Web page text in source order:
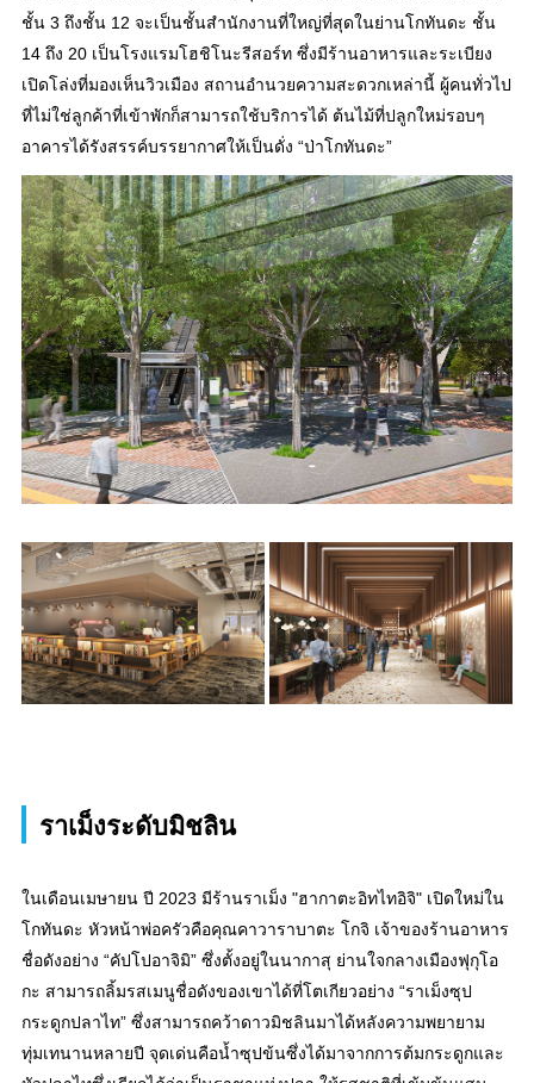
ชั้น 3 ถึงชั้น 12 จะเป็นชั้นสำนักงานที่ใหญ่ที่สุดในย่านโกทันดะ ชั้น
14 ถึง 20 เป็นโรงแรมโฮชิโนะรีสอร์ท ซึ่งมีร้านอาหารและระเบียง
เปิดโล่งที่มองเห็นวิวเมือง สถานอำนวยความสะดวกเหล่านี้ ผู้คนทั่วไป
ที่ไม่ใช่ลูกค้าที่เข้าพักก็สามารถใช้บริการได้ ต้นไม้ที่ปลูกใหม่รอบๆ
อาคารได้รังสรรค์บรรยากาศให้เป็นดั่ง “ป่าโกทันดะ”
ราเม็งระดับมิชลิน
ในเดือนเมษายน ปี 2023 มีร้านราเม็ง "ฮากาตะอิทไทอิจิ" เปิดใหม่ใน
โกทันดะ หัวหน้าพ่อครัวคือคุณคาวาราบาตะ โกจิ เจ้าของร้านอาหาร
ชื่อดังอย่าง “คัปโปอาจิมิ” ซึ่งตั้งอยู่ในนากาสุ ย่านใจกลางเมืองฟุกุโอ
กะ สามารถลิ้มรสเมนูชื่อดังของเขาได้ที่โตเกียวอย่าง “ราเม็งซุป
กระดูกปลาไท” ซึ่งสามารถคว้าดาวมิชลินมาได้หลังความพยายาม
ทุ่มเทนานหลายปี จุดเด่นคือน้ำซุปข้นซึ่งได้มาจากการต้มกระดูกและ